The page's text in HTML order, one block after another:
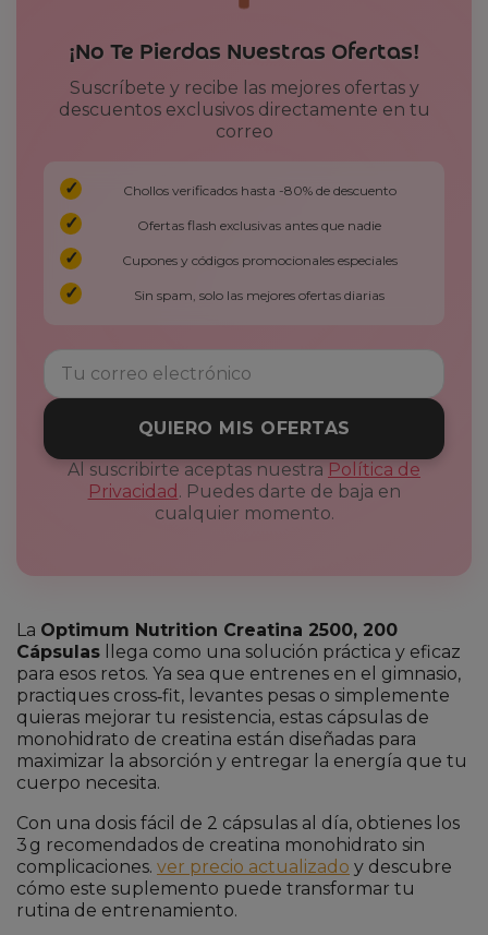
¡No Te Pierdas Nuestras Ofertas!
Suscríbete y recibe las mejores ofertas y
descuentos exclusivos directamente en tu
correo
Chollos verificados hasta -80% de descuento
Ofertas flash exclusivas antes que nadie
Cupones y códigos promocionales especiales
Sin spam, solo las mejores ofertas diarias
QUIERO MIS OFERTAS
Al suscribirte aceptas nuestra Política de
Privacidad . Puedes darte de baja en
cualquier momento.
La Optimum Nutrition Creatina 2500, 200
Cápsulas llega como una solución práctica y eficaz
para esos retos. Ya sea que entrenes en el gimnasio,
practiques cross‑fit, levantes pesas o simplemente
quieras mejorar tu resistencia, estas cápsulas de
monohidrato de creatina están diseñadas para
maximizar la absorción y entregar la energía que tu
cuerpo necesita.
Con una dosis fácil de 2 cápsulas al día, obtienes los
3 g recomendados de creatina monohidrato sin
complicaciones. ver precio actualizado y descubre
cómo este suplemento puede transformar tu
rutina de entrenamiento.